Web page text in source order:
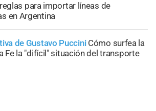
para importar líneas de
en Argentina
de Gustavo Puccini Cómo surfea la
Fe la "difícil" situación del transporte